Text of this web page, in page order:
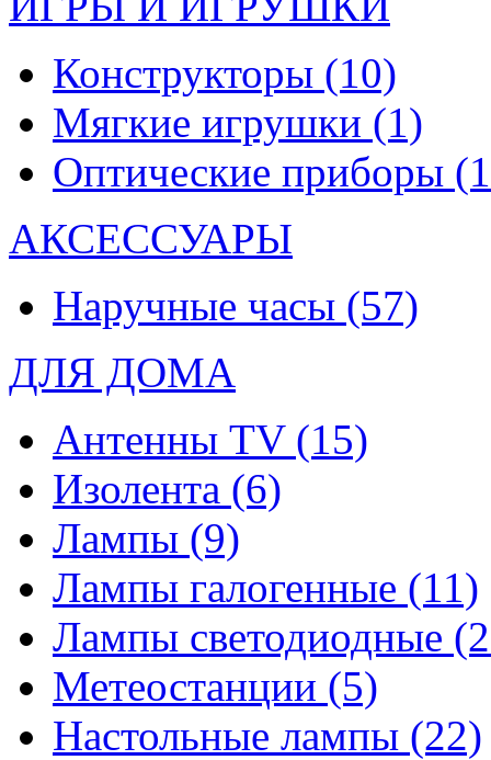
Конструкторы (10)
Мягкие игрушки (1)
Оптические приборы
АКСЕССУАРЫ
Наручные часы (57)
ДЛЯ ДОМА
Антенны TV (15)
Изолента (6)
Лампы (9)
Лампы галогенные (11)
Лампы светодиодные
Метеостанции (5)
Настольные лампы (22)